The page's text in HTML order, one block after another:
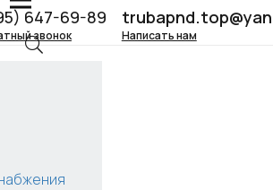
647-69-89
звонок Написать нам